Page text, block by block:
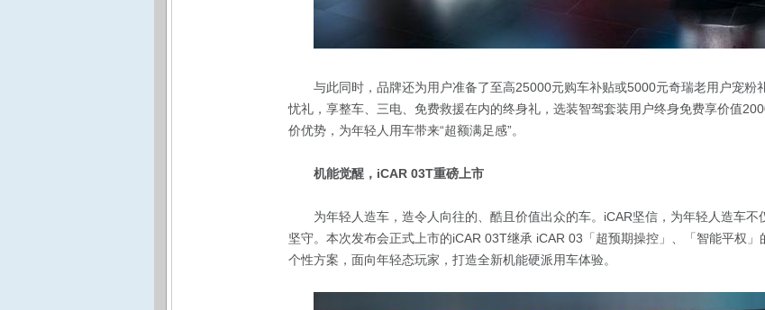
与此同时，品牌还为用户准备了至高25000元购车补贴或5000元奇瑞老用户宠粉
忧礼，享整车、三电、免费救援在内的终身礼，选装智驾套装用户终身免费享价值
价优势，为年轻人用车带来“超额满足感”。
机能觉醒，iCAR 03T重磅上市
为年轻人造车，造令人向往的、酷且价值出众的车。iCAR坚信，为年轻人造车不
坚守。本次发布会正式上市的iCAR 03T继承 iCAR 03「超预期操控」、「智能平权
个性方案，面向年轻态玩家，打造全新机能硬派用车体验。